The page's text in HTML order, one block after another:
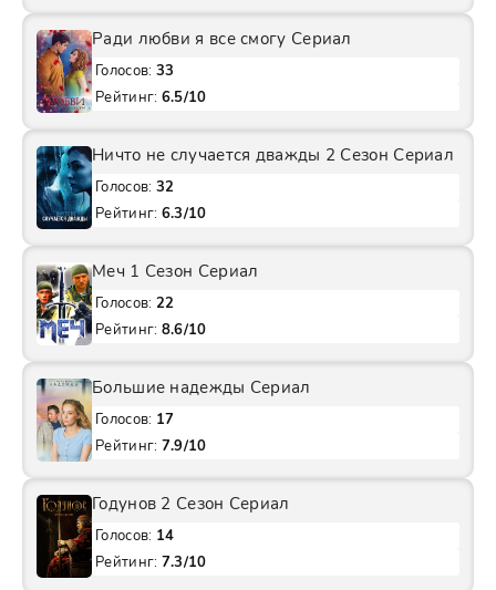
Ради любви я все смогу Сериал
Голосов: 33
Рейтинг: 6.5/10
Ничто не случается дважды 2 Сезон Сериал
Голосов: 32
Рейтинг: 6.3/10
Меч 1 Сезон Сериал
Голосов: 22
Рейтинг: 8.6/10
Большие надежды Сериал
Голосов: 17
Рейтинг: 7.9/10
Годунов 2 Сезон Сериал
Голосов: 14
Рейтинг: 7.3/10